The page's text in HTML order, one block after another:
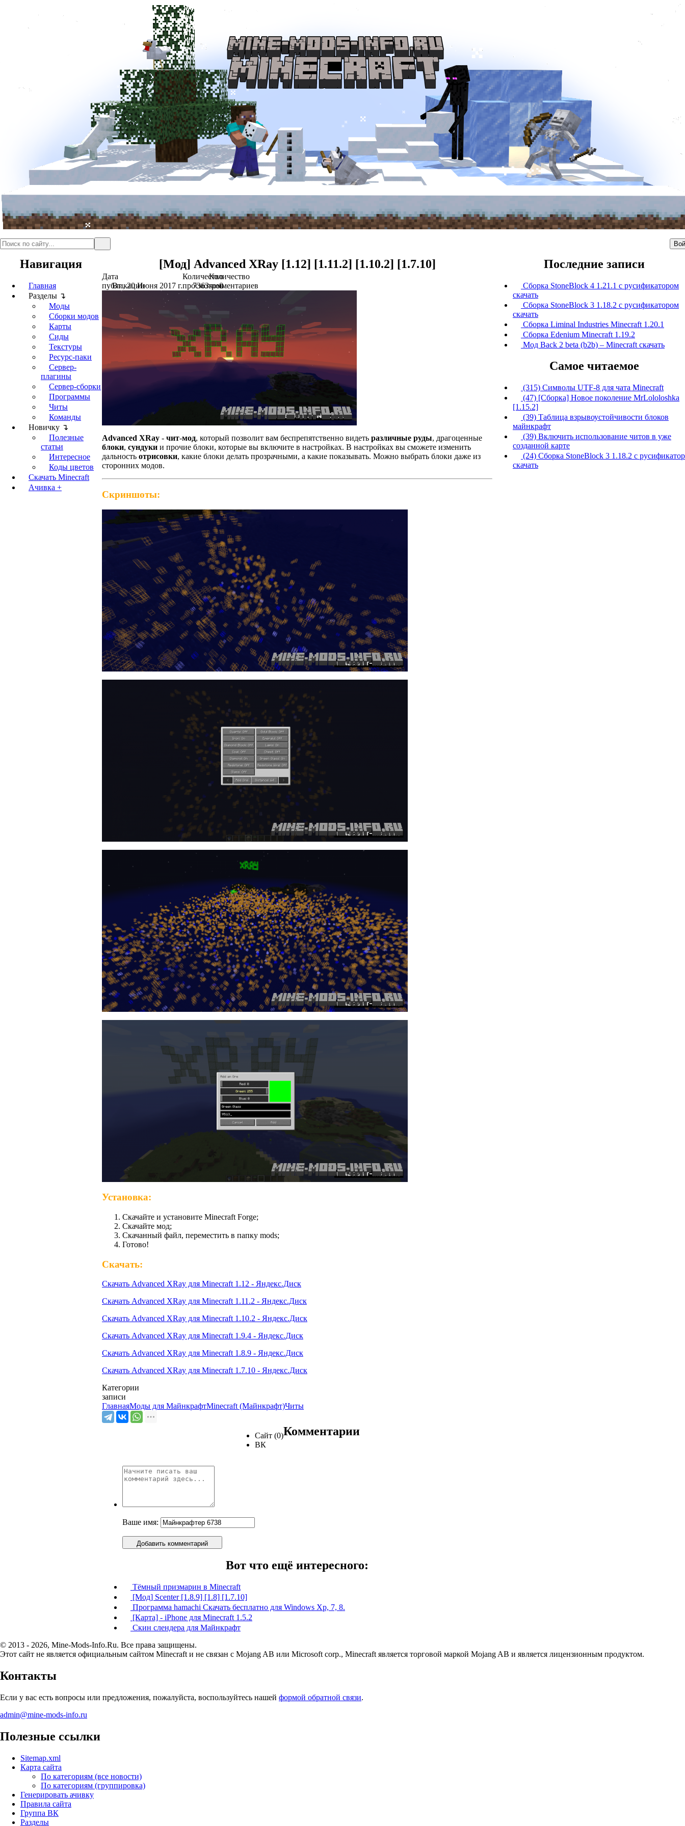
Навигация
Главная
Разделы ↴
Моды
Сборки модов
Карты
Сиды
Текстуры
Ресурс-паки
Сервер-
плагины
Сервер-сборки
Программы
Читы
Команды
Новичку ↴
Полезные
статьи
Интересное
Коды цветов
Скачать Minecraft
Ачивка +
[Мод] Advanced XRay [1.12] [1.11.2] [1.10.2] [1.7.10]
Дата
публикации
Вт., 20 Июня 2017 г.
Количество
просмотров
7363
Количество
комментариев
0
Advanced XRay - чит-мод, который позволит вам беспрепятственно видеть различные руды, драгоценные
блоки, сундуки и прочие блоки, которые вы включите в настройках. В настройках вы сможете изменить
дальность отрисовки, какие блоки делать прозрачными, а какие показывать. Можно выбрать блоки даже из
сторонних модов.
Скриншоты:
Установка:
Скачайте и установите Minecraft Forge;
Скачайте мод;
Скачанный файл, переместить в папку mods;
Готово!
Скачать:
Скачать Advanced XRay для Minecraft 1.12 - Яндекс.Диск
Скачать Advanced XRay для Minecraft 1.11.2 - Яндекс.Диск
Скачать Advanced XRay для Minecraft 1.10.2 - Яндекс.Диск
Скачать Advanced XRay для Minecraft 1.9.4 - Яндекс.Диск
Скачать Advanced XRay для Minecraft 1.8.9 - Яндекс.Диск
Скачать Advanced XRay для Minecraft 1.7.10 - Яндекс.Диск
Категории
записи
ГлавнаяМоды для МайнкрафтMinecraft (Майнкрафт)Читы
Сайт (0)
ВК
Комментарии
Ваше имя:
Добавить комментарий
Вот что ещё интересного:
Тёмный призмарин в Minecraft
[Мод] Scenter [1.8.9] [1.8] [1.7.10]
Программа hamachi Скачать бесплатно для Windows Xp, 7, 8.
[Карта] - iPhone для Minecraft 1.5.2
Скин слендера для Майнкрафт
Последние записи
Сборка StoneBlock 4 1.21.1 с русификатором
скачать
Сборка StoneBlock 3 1.18.2 с русификатором
скачать
Сборка Liminal Industries Minecraft 1.20.1
Сборка Edenium Minecraft 1.19.2
Мод Back 2 beta (b2b) – Minecraft скачать
Самое читаемое
(315) Символы UTF-8 для чата Minecraft
(47) [Сборка] Новое поколение MrLololoshka
[1.15.2]
(39) Таблица взрывоустойчивости блоков
майнкрафт
(39) Включить использование читов в уже
созданной карте
(24) Сборка StoneBlock 3 1.18.2 с
скачать
© 2013 - 2026, Mine-Mods-Info.Ru. Все права защищены.
Этот сайт не является официальным сайтом Minecraft и не связан с Mojang AB или Microsoft corp., Minecraft является торговой маркой Mojang AB и является лицензионным продуктом.
Контакты
Если у вас есть вопросы или предложения, пожалуйста, воспользуйтесь нашей формой обратной связи.
admin@mine-mods-info.ru
Полезные ссылки
Sitemap.xml
Карта сайта
По категориям (все новости)
По категориям (группировка)
Генерировать ачивку
Правила сайта
Группа ВК
Разделы